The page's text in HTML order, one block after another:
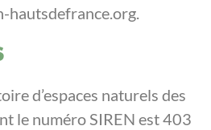
hautsdefrance.org.
d’espaces naturels des
le numéro SIREN est 403